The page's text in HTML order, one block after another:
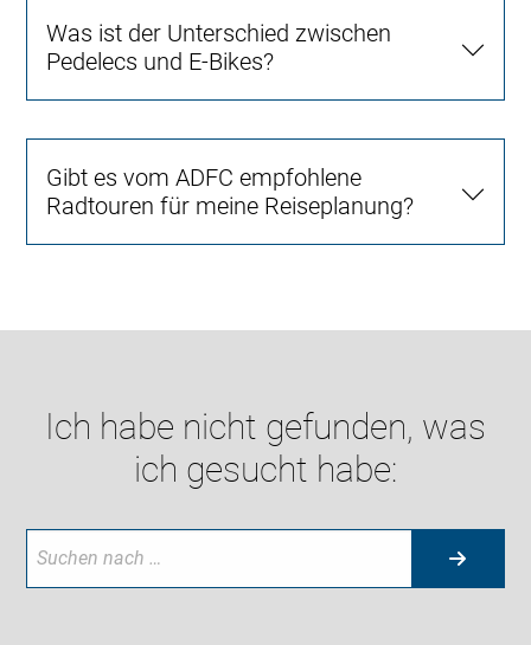
Was ist der Unterschied zwischen
Pedelecs und E-Bikes?
Gibt es vom ADFC empfohlene
Radtouren für meine Reiseplanung?
Ich habe nicht gefunden, was
ich gesucht habe: